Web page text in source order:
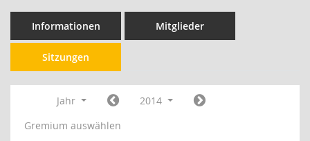
Informationen Mitglieder
Sitzungen
Jahr
2014
Gremium auswählen